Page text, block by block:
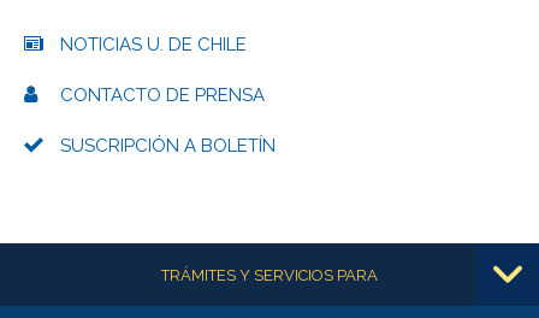
NOTICIAS U. DE CHILE
CONTACTO DE PRENSA
SUSCRIPCIÓN A BOLETÍN
Más informaciónTRÁMITES Y SERVICIOS PARA